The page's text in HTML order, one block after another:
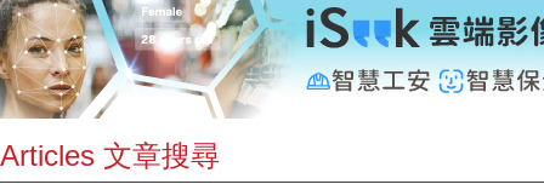
Articles 文章搜尋